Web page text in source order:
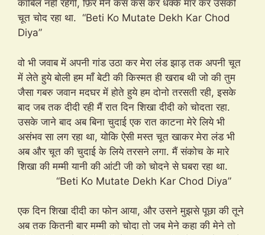
काबिल नहीं रहेगी, फ़िर मैंने कस कस कर धक्के मार कर उसकी
चूत चोद रहा था. “Beti Ko Mutate Dekh Kar Chod
Diya”
वो भी जवाब में अपनी गांड उठा कर मेरा लंड झाड़ तक अपनी चूत
में लेते हुये बोली हम माँ बेटी की किस्मत ही खराब थी जो की तुम
जैसा गबरु जवान मदघर में होते हुये हम दोनो तरसती रही, इसके
बाद जब तक दीदी रही मैं रात दिन शिखा दीदी को चोदता रहा.
उसके जाने बाद अब बिना चुदाई एक रात काटना मेरे लिये भी
असंभव सा लग रहा था, योकि ऐसी मस्त चूत खाकर मेरा लंड भी
अब और चूत की चुदाई के लिये तरसने लगा. मैं संकोच के मारे
शिखा की मम्मी यानी की आंटी जी को चोदने से घबरा रहा था.
“Beti Ko Mutate Dekh Kar Chod Diya”
एक दिन शिखा दीदी का फोन आया, और उसने मुझसे पूछा की तूने
अब तक कितनी बार मम्मी को चोदा तो जब मेने कहा की मेने तो